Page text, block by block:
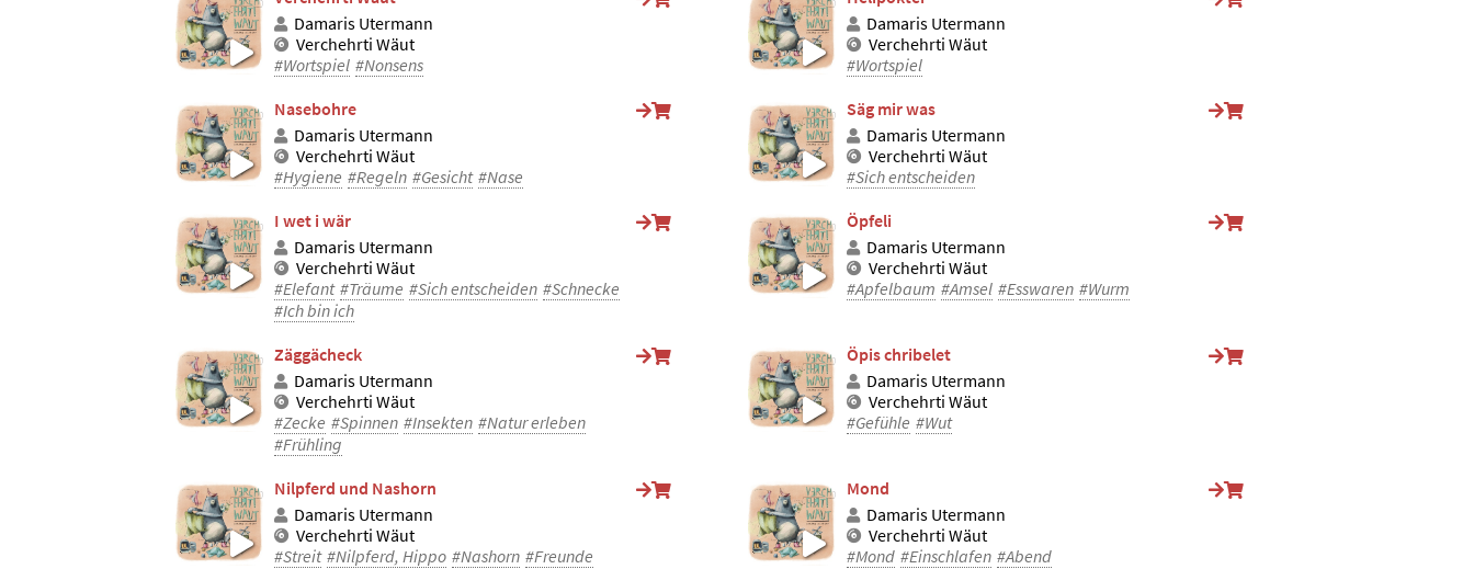
Damaris Utermann
Verchehrti Wäut
#Wortspiel #Nonsens
Damaris Utermann
Verchehrti Wäut
#Wortspiel
Nasebohre
Damaris Utermann
Verchehrti Wäut
#Hygiene #Regeln #Gesicht #Nase
Säg mir was
Damaris Utermann
Verchehrti Wäut
#Sich entscheiden
I wet i wär
Damaris Utermann
Verchehrti Wäut
#Elefant #Träume #Sich entscheiden #Schnecke
#Ich bin ich
Öpfeli
Damaris Utermann
Verchehrti Wäut
#Apfelbaum #Amsel #Esswaren #Wurm
Zäggächeck
Damaris Utermann
Verchehrti Wäut
#Zecke #Spinnen #Insekten #Natur erleben
#Frühling
Öpis chribelet
Damaris Utermann
Verchehrti Wäut
#Gefühle #Wut
Nilpferd und Nashorn
Damaris Utermann
Verchehrti Wäut
#Streit #Nilpferd, Hippo #Nashorn #Freunde
Mond
Damaris Utermann
Verchehrti Wäut
#Mond #Einschlafen #Abend